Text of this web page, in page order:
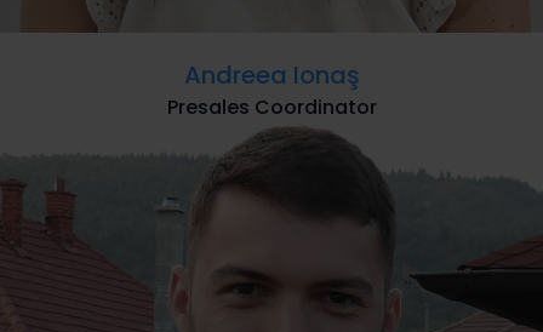
Andreea Ionaş
Presales Coordinator